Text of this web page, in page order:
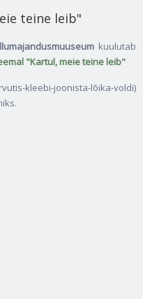
teine leib"
kuulutab
"Kartul, meie teine leib"
kleebi-joonista-lõika-voldi)